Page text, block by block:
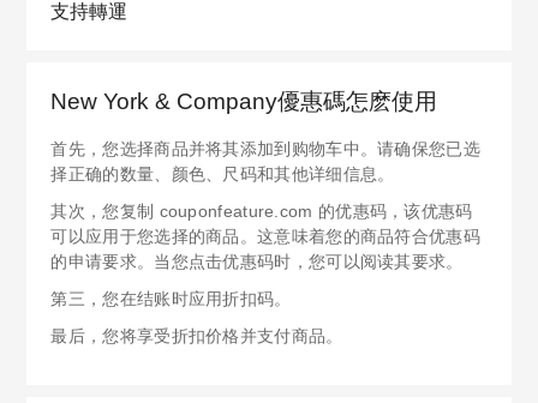
支持轉運
New York & Company優惠碼怎麽使用
首先，您选择商品并将其添加到购物车中。请确保您已选
择正确的数量、颜色、尺码和其他详细信息。
其次，您复制 couponfeature.com 的优惠码，该优惠码
可以应用于您选择的商品。这意味着您的商品符合优惠码
的申请要求。当您点击优惠码时，您可以阅读其要求。
第三，您在结账时应用折扣码。
最后，您将享受折扣价格并支付商品。